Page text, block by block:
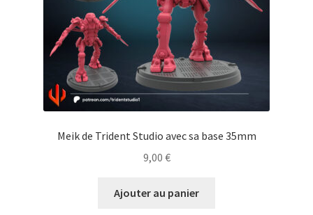
Meik de Trident Studio avec sa base 35mm
9,00 €
Ajouter au panier